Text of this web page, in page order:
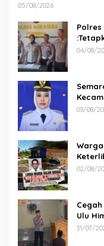
05/08/2026
04/08/
Lomba
03/08/
Warga Desak APH
02/08/
Ulu
31/07/